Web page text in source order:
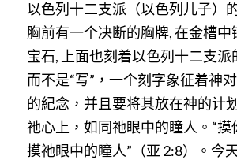
以色列十二支派（以色列儿子）
胸前有一个决断的胸牌,在金槽中
宝石, 上面也刻着以色列十二支派
而不是“写”，一个刻字象征着神
的紀念，并且要将其放在神的计
祂心上，如同祂眼中的瞳人。 “摸
摸祂眼中的瞳人” （亚 2:8）。今